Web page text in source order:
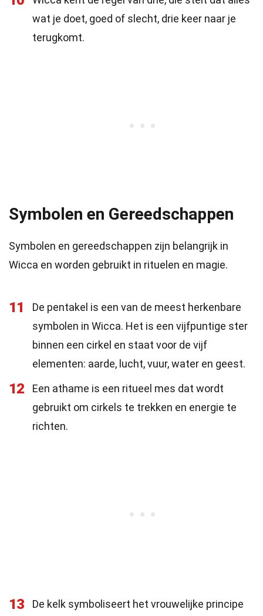
wat je doet, goed of slecht, drie keer naar je
terugkomt.
Symbolen en Gereedschappen
Symbolen en gereedschappen zijn belangrijk in
Wicca en worden gebruikt in rituelen en magie.
11
De pentakel is een van de meest herkenbare
symbolen in Wicca. Het is een vijfpuntige ster
binnen een cirkel en staat voor de vijf
elementen: aarde, lucht, vuur, water en geest.
12
Een athame is een ritueel mes dat wordt
gebruikt om cirkels te trekken en energie te
richten.
13
De kelk symboliseert het vrouwelijke principe